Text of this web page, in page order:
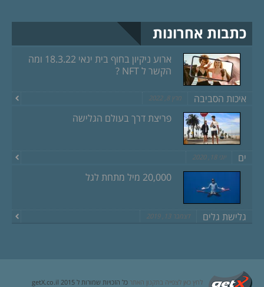
כתבות אחרונות
ארוע ניקיון בחוף בית ינאי 18.3.22 ומה
הקשר ל NFT ?
איכות הסביבה מרץ 8, 2022
פריצת דרך בעולם הגלישה
ים יוני 18, 2020
20,000 מיל מתחת לגל
גלישת גלים דצמבר 13, 2019
לחץ כאן לצפייה בתקנון האתר כל הזכויות שמורות ל getX.co.il 2015